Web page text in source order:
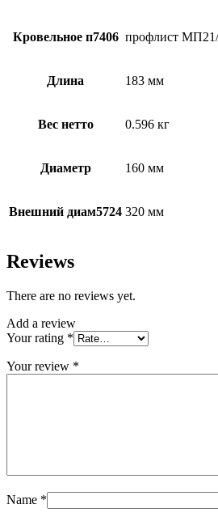
Кровельное п7406 профлист
Длина 183 мм
Вес нетто 0.596 кг
Диаметр 160 мм
Внешний диам5724 320 мм
Reviews
There are no reviews yet.
Add a review
Your rating *
Your review *
Name *